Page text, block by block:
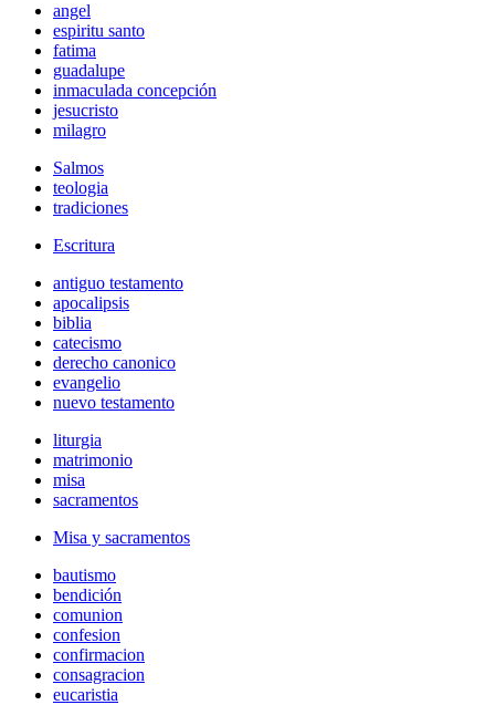
angel
espiritu santo
fatima
guadalupe
inmaculada concepción
jesucristo
milagro
Salmos
teologia
tradiciones
Escritura
antiguo testamento
apocalipsis
biblia
catecismo
derecho canonico
evangelio
nuevo testamento
liturgia
matrimonio
misa
sacramentos
Misa y sacramentos
bautismo
bendición
comunion
confesion
confirmacion
consagracion
eucaristia